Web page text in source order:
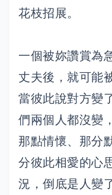
花枝招展。
一個被妳讚賞為
丈夫後，就可能
當彼此說對方變
們兩個人都沒變
那點情懷、那分
分彼此相愛的心
況，倒底是人變